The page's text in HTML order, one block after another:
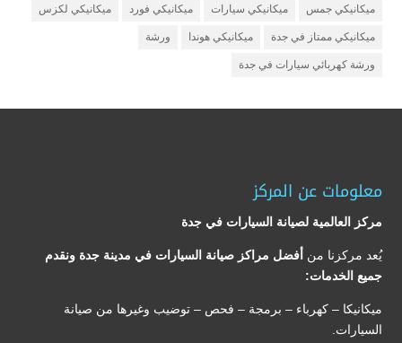
ميكانيكي جمس ميكانيكي سيارات ميكانيكي فورد ميكانيكي لكزس
ميكانيكي ممتاز في جدة ميكانيكي هوندا ورشة
ورشة كهربائي سيارات في جدة
معلومات عن المركز
مركز العالمية لصيانة السيارات في جدة
يُعد مركزنا من أفضل مراكز صيانة السيارات في مدينة جدة ونقدم
جميع الخدمات:
ميكانيكا – كهرباء – برمجة – فحص – توضيب وغيرها من صيانة
السيارات.